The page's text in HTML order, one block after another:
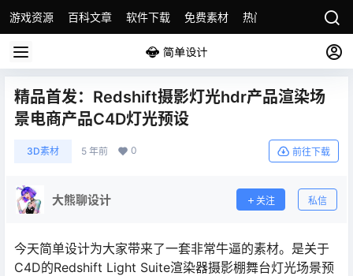
游戏资源 百科文章 软件下载 免费素材 热门素材分类 版权
精品首发：Redshift摄影灯光hdr产品渲染场
景电商产品C4D灯光预设
3D素材 5 年前 0 前往下载
大熊聊设计 关注 私信
今天简单设计为大家带来了一套非常牛逼的素材。是关于
C4D的Redshift Light Suite渲染器摄影棚舞台灯光场景预